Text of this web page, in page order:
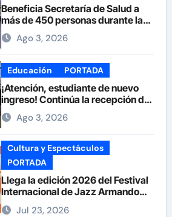
Beneficia Secretaría de Salud a
más de 450 personas durante la
Feria de la Salud en la Plaza de
ArmasAgo 3, 2026
Educación PORTADA
¡Atención, estudiante de nuevo
ingreso! Continúa la recepción de
documentos en la UACH.
Ago 3, 2026
Cultura y Espectáculos
PORTADA
Llega la edición 2026 del Festival
Internacional de Jazz Armando
Nuñez
Jul 23, 2026